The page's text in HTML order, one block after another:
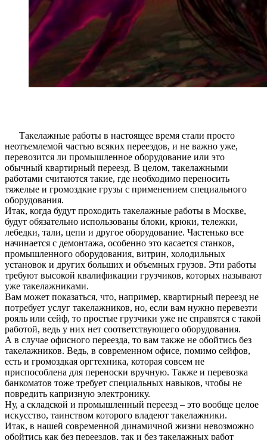
Такелажные работы в настоящее время стали просто
неотъемлемой частью всяких переездов, и не важно уже,
перевозится ли промышленное оборудование или это
обычный квартирный переезд. В целом, такелажными
работами считаются такие, где необходимо переносить
тяжелые и громоздкие грузы с применением специального
оборудования.
Итак, когда будут проходить такелажные работы в Москве,
будут обязательно использованы блоки, крюки, тележки,
лебедки, тали, цепи и другое оборудование. Частенько все
начинается с демонтажа, особенно это касается станков,
промышленного оборудования, витрин, холодильных
установок и других больших и объемных грузов. Эти работы
требуют высокой квалификации грузчиков, которых называют
уже такелажниками.
Вам может показаться, что, например, квартирный переезд не
потребует услуг такелажников, но, если вам нужно перевезти
рояль или сейф, то простые грузчики уже не справятся с такой
работой, ведь у них нет соответствующего оборудования.
А в случае офисного переезда, то вам также не обойтись без
такелажников. Ведь, в современном офисе, помимо сейфов,
есть и громоздкая оргтехника, которая совсем не
приспособлена для переноски вручную. Также и перевозка
банкоматов тоже требует специальных навыков, чтобы не
повредить капризную электронику.
Ну, а складской и промышленный переезд – это вообще целое
искусство, таинством которого владеют такелажники.
Итак, в нашей современной динамичной жизни невозможно
обойтись как без переездов, так и без такелажных работ